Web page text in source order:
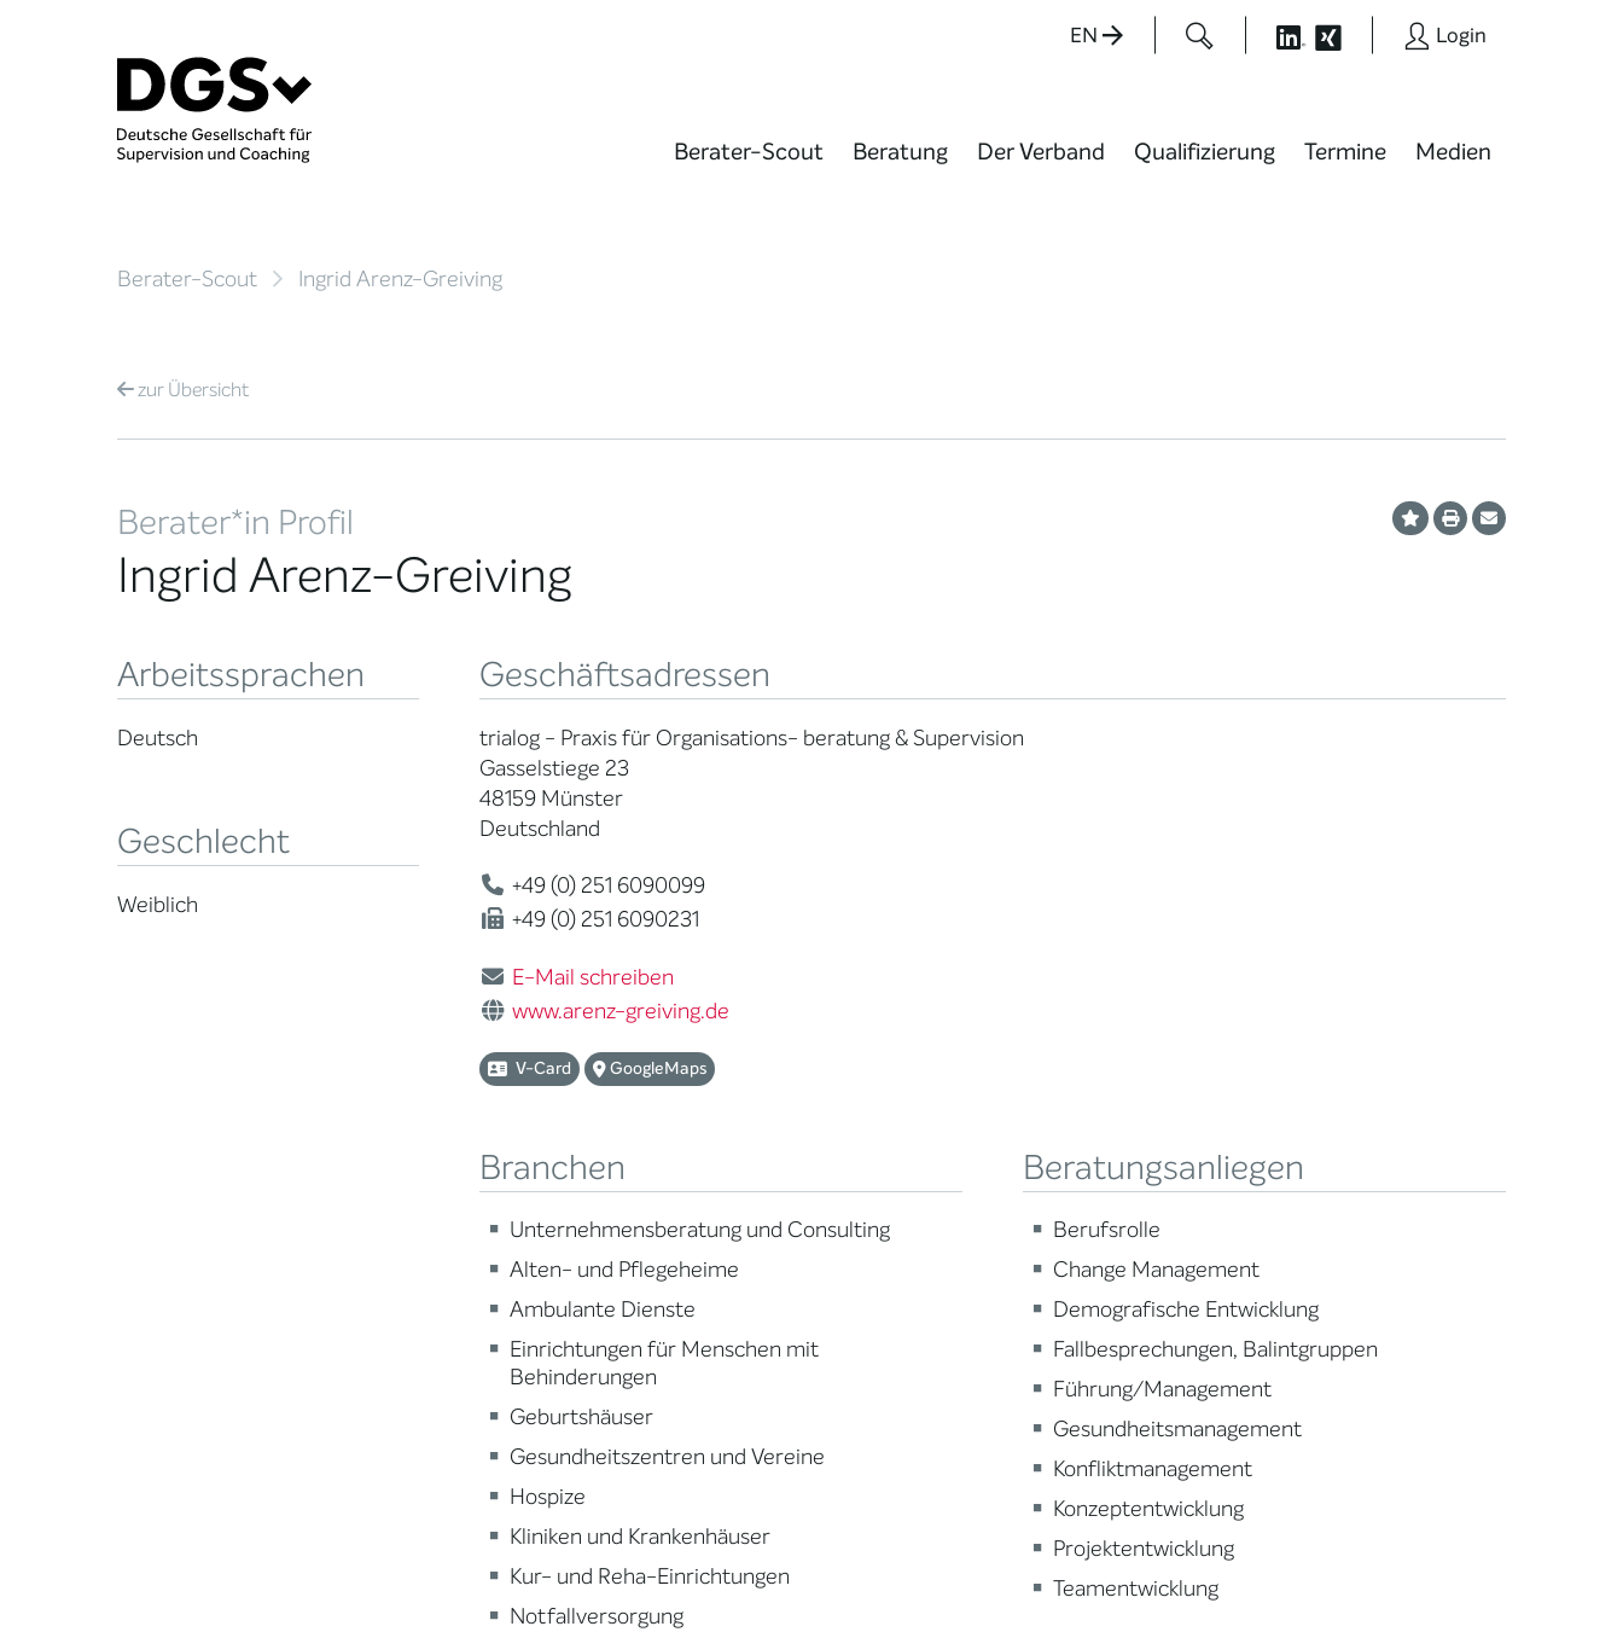
EN Login
Berater-Scout Beratung Der Verband Qualifizierung Termine Medien
Berater-Scout Ingrid Arenz-Greiving
zurÜbersicht
Berater*in Profil
Ingrid Arenz-Greiving
Arbeitssprachen
Deutsch
Geschlecht
Weiblich
Geschäftsadressen
trialog - Praxis für Organisations- beratung & Supervision
Gasselstiege 23
48159 Münster
Deutschland
+49 (0) 251 6090099
+49 (0) 251 6090231
E-Mail schreiben
www.arenz-greiving.de
V-Card GoogleMaps
Branchen
Unternehmensberatung und Consulting
Alten- und Pflegeheime
Ambulante Dienste
Einrichtungen für Menschen mit
Behinderungen
Geburtshäuser
Gesundheitszentren und Vereine
Hospize
Kliniken und Krankenhäuser
Kur- und Reha-Einrichtungen
Notfallversorgung
Beratungsanliegen
Berufsrolle
Change Management
Demografische Entwicklung
Fallbesprechungen, Balintgruppen
Führung/Management
Gesundheitsmanagement
Konfliktmanagement
Konzeptentwicklung
Projektentwicklung
Teamentwicklung